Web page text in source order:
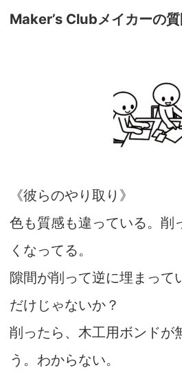
Maker’s Clubメイカーの
《彼らのやり取り》
色も質感も違っている。削
くなってる。
隙間が削って逆に埋まって
だけじゃないか？
削ったら、木工用ボンドが
う。わからない。